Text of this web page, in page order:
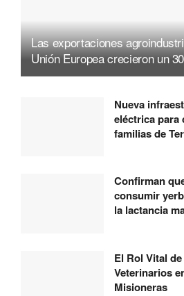
Las exportaciones
Unión Europea crecieron un
Nueva
eléctrica para
familias de
Confirman
consumir
la lactancia
El Rol Vital
Veterinarios
Misioneras